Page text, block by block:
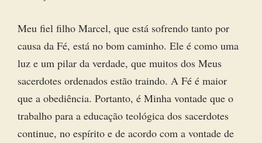
Meu fiel filho Marcel, que está sofrendo tanto por
causa da Fé, está no bom caminho. Ele é como uma
luz e um pilar da verdade, que muitos dos Meus
sacerdotes ordenados estão traindo. A Fé é maior
que a obediência. Portanto, é Minha vontade que o
trabalho para a educação teológica dos sacerdotes
continue, no espírito e de acordo com a vontade de